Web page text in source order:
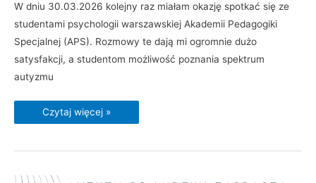
W dniu 30.03.2026 kolejny raz miałam okazję spotkać się ze
studentami psychologii warszawskiej Akademii Pedagogiki
Specjalnej (APS). Rozmowy te dają mi ogromnie dużo
satysfakcji, a studentom możliwość poznania spektrum
autyzmu
Czytaj więcej »